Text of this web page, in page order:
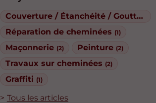
Couverture / Étanchéité / Gouttières
Réparation de cheminées (1)
Maçonnerie (2) Peinture (2)
Travaux sur cheminées (2)
Graffiti (1)
Tous les articles